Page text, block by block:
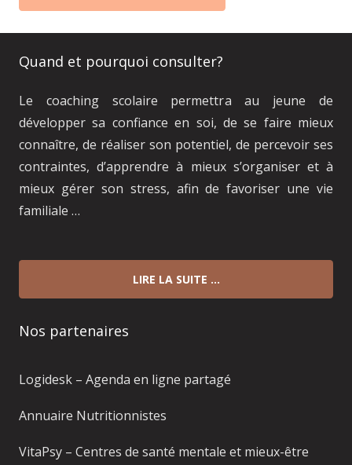
Quand et pourquoi consulter?
Le coaching scolaire permettra au jeune de
développer sa confiance en soi, de se faire mieux
connaître, de réaliser son potentiel, de percevoir ses
contraintes, d’apprendre à mieux s’organiser et à
mieux gérer son stress, afin de favoriser une vie
familiale …
LIRE LA SUITE …
Nos partenaires
Logidesk – Agenda en ligne partagé
Annuaire Nutritionnistes
VitaPsy – Centres de santé mentale et mieux-être